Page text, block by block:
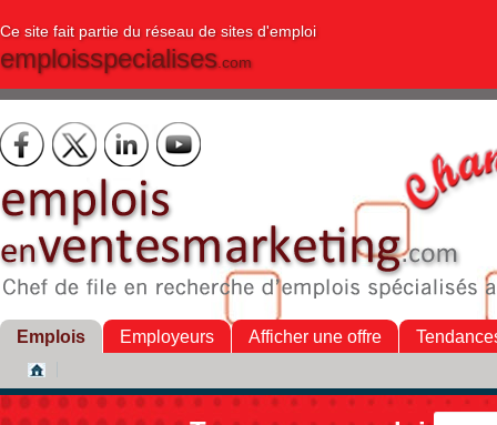
Ce site fait partie du réseau de sites d'emploi
emploisspecialises.com
Emplois Employeurs Afficher une offre